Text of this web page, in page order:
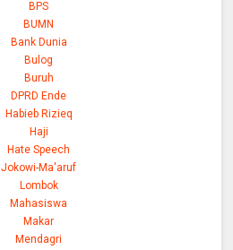
BPS
BUMN
Bank Dunia
Bulog
Buruh
DPRD Ende
Habieb Rizieq
Haji
Hate Speech
Jokowi-Ma'aruf
Lombok
Mahasiswa
Makar
Mendagri